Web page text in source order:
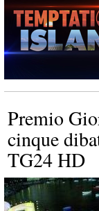
Premio
cinque
TG24 HD